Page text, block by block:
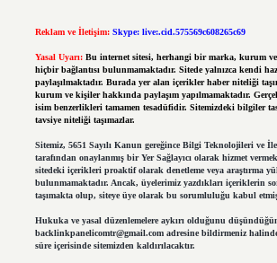
Reklam ve İletişim: Skype: live:.cid.575569c608265c69
Yasal Uyarı: Bu internet sitesi, herhangi bir marka, kurum
hiçbir bağlantısı bulunmamaktadır. Sitede yalnızca kendi
paylaşılmaktadır. Burada yer alan içerikler haber niteliği
kurum ve kişiler hakkında paylaşım yapılmamaktadır.
isim benzerlikleri tamamen tesadüfidir. Sitemizdeki bilgiler
tavsiye niteliği taşımazlar.
Sitemiz, 5651 Sayılı Kanun gereğince Bilgi Teknolojileri ve
tarafından onaylanmış bir Yer Sağlayıcı olarak hizmet
sitedeki içerikleri proaktif olarak denetleme veya araştırma
bulunmamaktadır. Ancak, üyelerimiz yazdıkları içeriklerin
taşımakta olup, siteye üye olarak bu sorumluluğu kabul etmiş
Hukuka ve yasal düzenlemelere aykırı olduğunu
backlinkpanelicomtr@gmail.comadresine bildirmeniz
süre içerisinde sitemizden kaldırılacaktır.